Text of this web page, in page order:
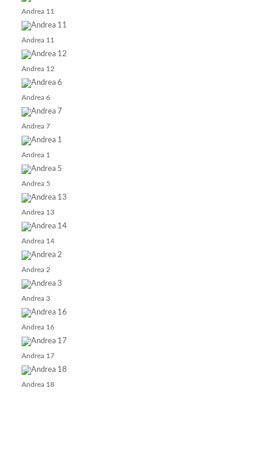
Andrea 11
Andrea 11
Andrea 12
Andrea 6
Andrea 7
Andrea 1
Andrea 5
Andrea 13
Andrea 14
Andrea 2
Andrea 3
Andrea 16
Andrea 17
Andrea 18